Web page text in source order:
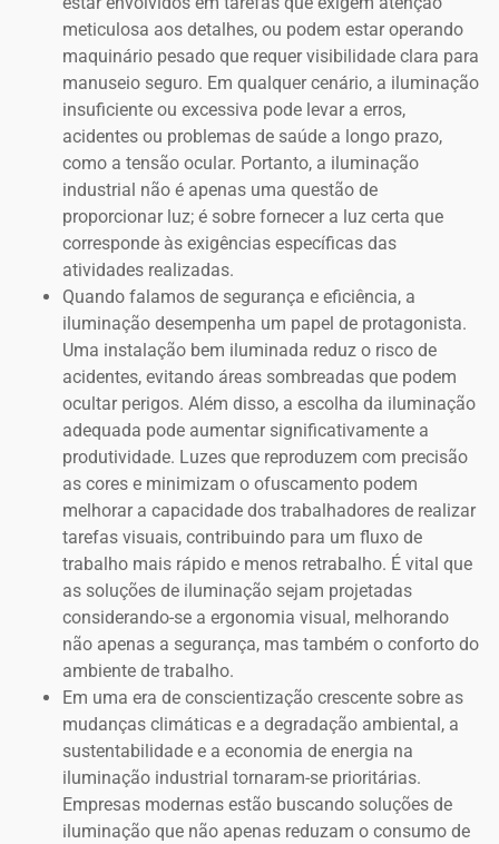
meticulosa aos detalhes, ou podem estar operando
maquinário pesado que requer visibilidade clara para
manuseio seguro. Em qualquer cenário, a iluminação
insuficiente ou excessiva pode levar a erros,
acidentes ou problemas de saúde a longo prazo,
como a tensão ocular. Portanto, a iluminação
industrial não é apenas uma questão de
proporcionar luz; é sobre fornecer a luz certa que
corresponde às exigências específicas das
atividades realizadas.
Quando falamos de segurança e eficiência, a
iluminação desempenha um papel de protagonista.
Uma instalação bem iluminada reduz o risco de
acidentes, evitando áreas sombreadas que podem
ocultar perigos. Além disso, a escolha da iluminação
adequada pode aumentar significativamente a
produtividade. Luzes que reproduzem com precisão
as cores e minimizam o ofuscamento podem
melhorar a capacidade dos trabalhadores de realizar
tarefas visuais, contribuindo para um fluxo de
trabalho mais rápido e menos retrabalho. É vital que
as soluções de iluminação sejam projetadas
considerando-se a ergonomia visual, melhorando
não apenas a segurança, mas também o conforto do
ambiente de trabalho.
Em uma era de conscientização crescente sobre as
mudanças climáticas e a degradação ambiental, a
sustentabilidade e a economia de energia na
iluminação industrial tornaram-se prioritárias.
Empresas modernas estão buscando soluções de
iluminação que não apenas reduzam o consumo de